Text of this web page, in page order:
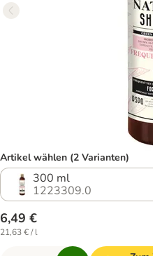
Artikel wählen (2 Varianten)
300 ml
1223309.0
6,49 €
21,63 € / l